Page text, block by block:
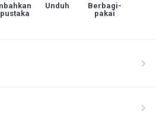
Unduh
Berbagi-
pakai